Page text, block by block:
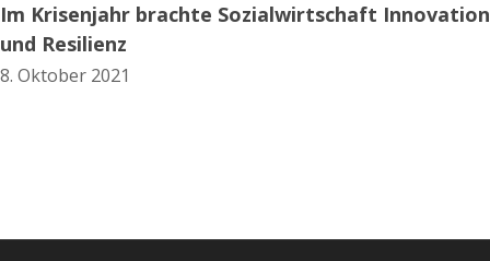
Im Krisenjahr brachte Sozialwirtschaft Innovation
und Resilienz
8. Oktober 2021